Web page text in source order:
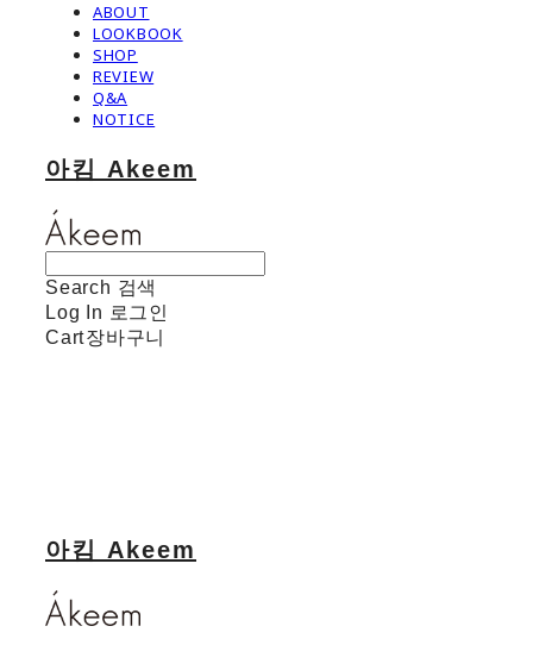
ABOUT
LOOKBOOK
SHOP
REVIEW
Q&A
NOTICE
아킴 Akeem
Search 검색
Log In 로그인
Cart장바구니
아킴 Akeem